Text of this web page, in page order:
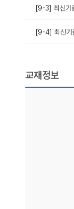
[9-3] 최신기
[9-4] 최신기
교재정보